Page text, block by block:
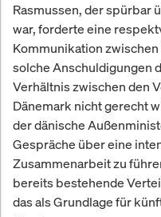
Rasmussen, der spürbar
war, forderte eine
Kommunikation
solche Anschuldigungen
Verhältnis zwischen den
Dänemark nicht gerecht
der dänische
Gespräche über eine
Zusammenarbeit zu
bereits bestehende
das als Grundlage für